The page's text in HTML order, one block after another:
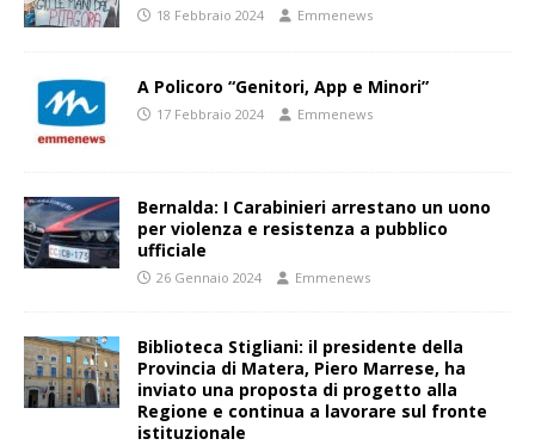
18 Febbraio 2024 Emmenews
A Policoro “Genitori, App e Minori”
17 Febbraio 2024 Emmenews
Bernalda: I Carabinieri arrestano un uono
per violenza e resistenza a pubblico
ufficiale
26 Gennaio 2024 Emmenews
Biblioteca Stigliani: il presidente della
Provincia di Matera, Piero Marrese, ha
inviato una proposta di progetto alla
Regione e continua a lavorare sul fronte
istituzionale